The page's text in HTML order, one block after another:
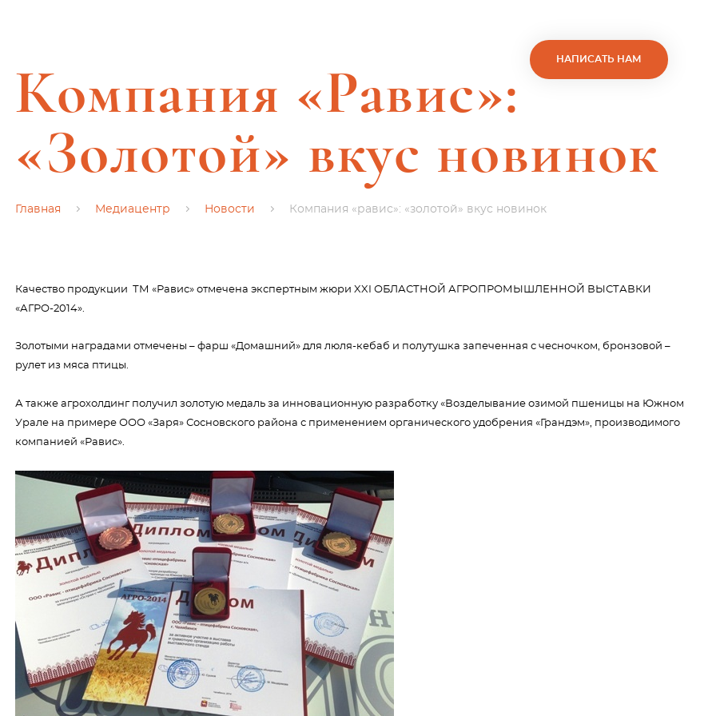
НАПИСАТЬ НАМ
Компания «Равис»:
«Золотой» вкус новинок
Главная Медиацентр Новости Компания «равис»: «золотой» вкус новинок
Качество продукции ТМ «Равис» отмечена экспертным жюри XXI ОБЛАСТНОЙ АГРОПРОМЫШЛЕННОЙ ВЫСТАВКИ
«АГРО-2014».
Золотыми наградами отмечены – фарш «Домашний» для люля-кебаб и полутушка запеченная с чесночком, бронзовой –
рулет из мяса птицы.
А также агрохолдинг получил золотую медаль за инновационную разработку «Возделывание озимой пшеницы на Южном
Урале на примере ООО «Заря» Сосновского района с применением органического удобрения «Грандэм», производимого
компанией «Равис».